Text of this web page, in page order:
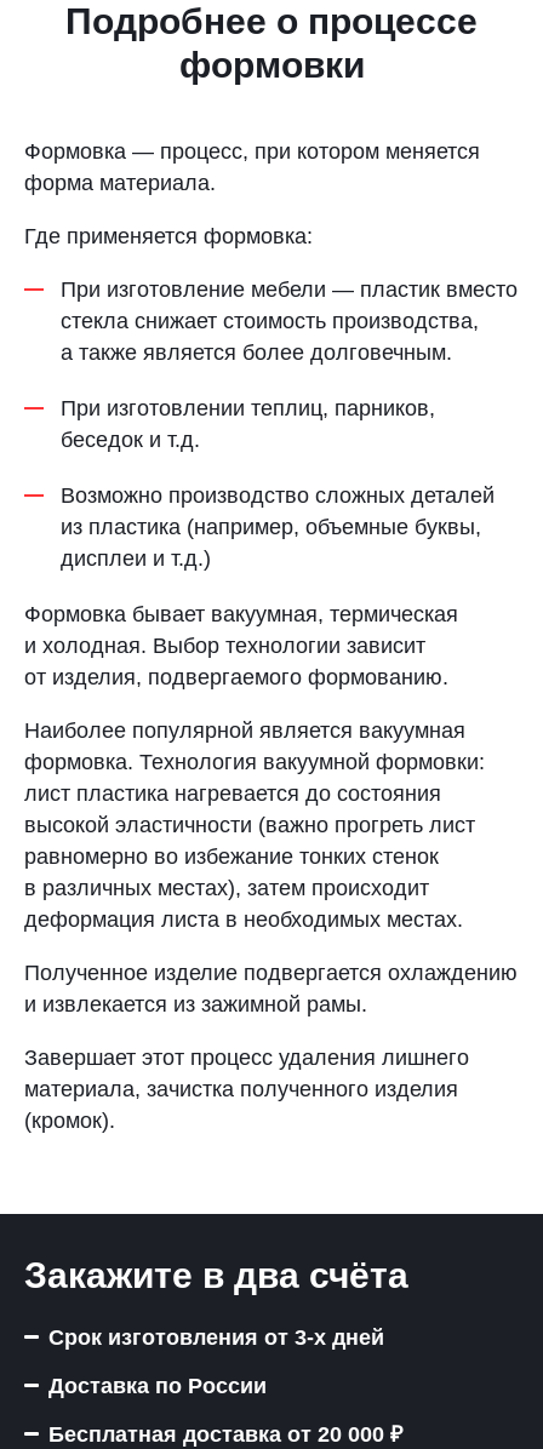
sale@plastikam.ru
Подробнее о процессе
формовки
Формовка — процесс, при котором меняется
форма материала.
Где применяется формовка:
При изготовление мебели — пластик вместо
стекла снижает стоимость производства,
а также является более долговечным.
При изготовлении теплиц, парников,
беседок и т.д.
Возможно производство сложных деталей
из пластика (например, объемные буквы,
дисплеи и т.д.)
Формовка бывает вакуумная, термическая
и холодная. Выбор технологии зависит
от изделия, подвергаемого формованию.
Наиболее популярной является вакуумная
формовка. Технология вакуумной формовки:
лист пластика нагревается до состояния
высокой эластичности (важно прогреть лист
равномерно во избежание тонких стенок
в различных местах), затем происходит
деформация листа в необходимых местах.
Полученное изделие подвергается охлаждению
и извлекается из зажимной рамы.
Завершает этот процесс удаления лишнего
материала, зачистка полученного изделия
(кромок).
Закажите в два счёта
Срок изготовления от 3-х дней
Доставка по России
Бесплатная доставка от 20 000 ₽